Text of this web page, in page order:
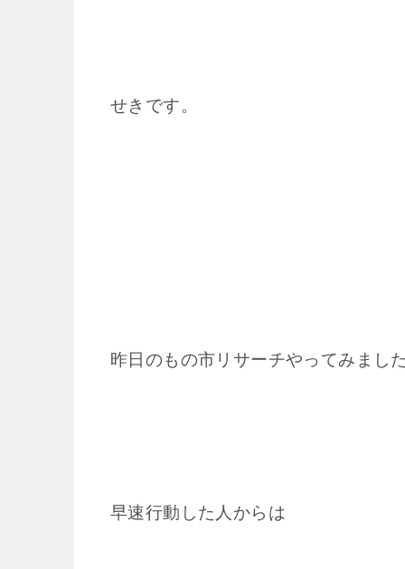
せきです。
昨日のもの市リサーチやってみまし
早速行動した人からは